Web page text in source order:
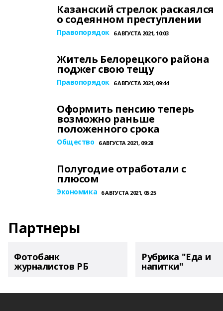
Казанский стрелок раскаялся
о содеянном преступлении
Правопорядок 6 АВГУСТА 2021, 10:03
Житель Белорецкого района
поджег свою тещу
Правопорядок 6 АВГУСТА 2021, 09:44
Оформить пенсию теперь
возможно раньше
положенного срока
Общество 6 АВГУСТА 2021, 09:28
Полугодие отработали с
плюсом
Экономика 6 АВГУСТА 2021, 05:25
Партнеры
Фотобанк
журналистов РБ
Рубрика "Еда и
напитки"